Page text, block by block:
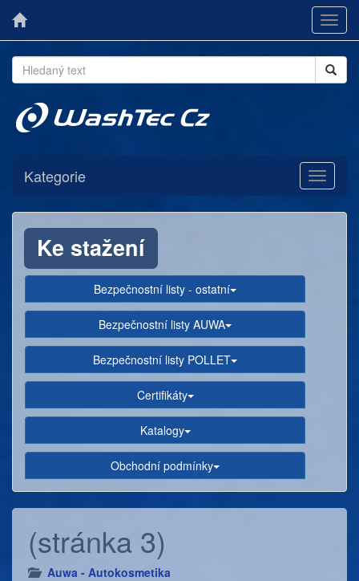
Toggle
Kategorie
Ke stažení
Bezpečnostní listy - ostatní
Bezpečnostní listy AUWA
Bezpečnostní listy POLLET
Certifikáty
Katalogy
Obchodní podmínky
(stránka 3)
Auwa - Autokosmetika